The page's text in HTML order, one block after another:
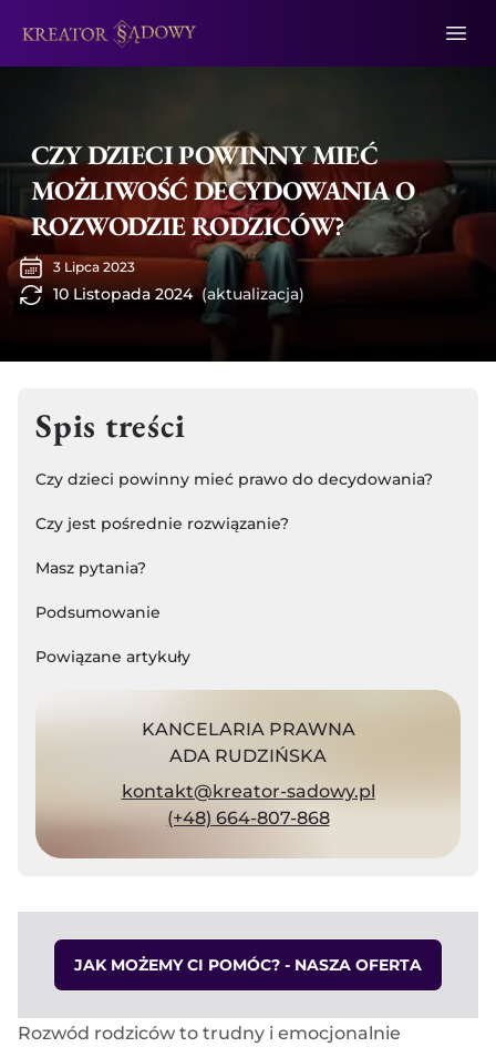
CZY DZIECI POWINNY MIEĆ
MOŻLIWOŚĆ DECYDOWANIA O
ROZWODZIE RODZICÓW?
3 Lipca 2023
10 Listopada 2024 (aktualizacja)
Spis treści
Czy dzieci powinny mieć prawo do decydowania?
Czy jest pośrednie rozwiązanie?
Masz pytania?
Podsumowanie
Powiązane artykuły
KANCELARIA PRAWNA
ADA RUDZIŃSKA
kontakt@kreator-sadowy.pl
(+48) 664-807-868
JAK MOŻEMY CI POMÓC? - NASZA OFERTA
Rozwód rodziców to trudny i emocjonalnie